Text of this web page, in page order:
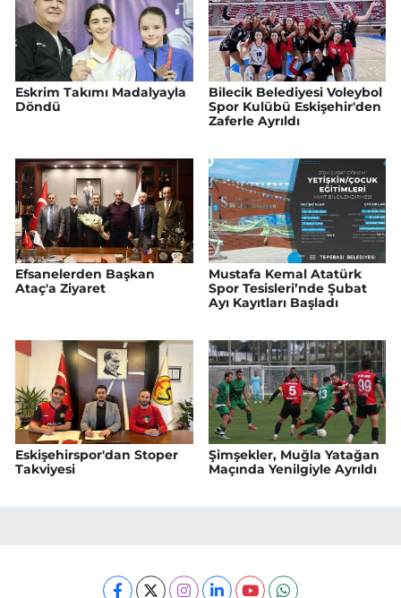
Eskrim Takımı Madalyayla
Döndü
Bilecik Belediyesi Voleybol
Spor Kulübü Eskişehir'den
Zaferle Ayrıldı
Efsanelerden Başkan
Ataç'a Ziyaret
Mustafa Kemal Atatürk
Spor Tesisleri’nde Şubat
Ayı Kayıtları Başladı
Eskişehirspor'dan Stoper
Takviyesi
Şimşekler, Muğla Yatağan
Maçında Yenilgiyle Ayrıldı